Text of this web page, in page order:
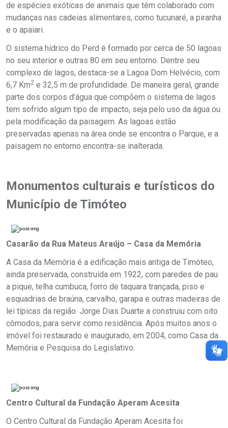
de espécies exóticas de animais que têm colaborado com
mudanças nas cadeias alimentares, como tucunaré, a piranha
e o apaiari.
O sistema hídrico do Perd é formado por cerca de 50 lagoas
no seu interior e outras 80 em seu entorno. Dentre seu
complexo de lagos, destaca-se a Lagoa Dom Helvécio, com
6,7 Km2 e 32,5 m de profundidade. De maneira geral, grande
parte dos corpos d’água que compõem o sistema de lagos
tem sofrido algum tipo de impacto, seja pelo uso da água ou
pela modificação da paisagem. As lagoas estão
preservadas apenas na área onde se encontra o Parque, e a
paisagem no entorno encontra-se inalterada.
Monumentos culturais e turísticos do
Município de Timóteo
Casarão da Rua Mateus Araújo – Casa da Memória
A Casa da Memória é a edificação mais antiga de Timóteo,
ainda preservada, construída em 1922, com paredes de pau
a pique, telha cumbuca, forro de taquara trançada, piso e
esquadrias de braúna, carvalho, garapa e outras madeiras de
lei típicas da região. Jorge Dias Duarte a construiu com oito
cômodos, para servir como residência. Após muitos anos o
imóvel foi restaurado e inaugurado, em 2004, como Casa da
Memória e Pesquisa do Legislativo.
Centro Cultural da Fundação Aperam Acesita
O Centro Cultural da Fundação Aperam Acesita foi